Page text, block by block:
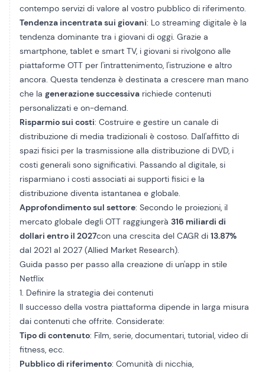
contempo servizi di valore al vostro pubblico di riferimento.
Tendenza incentrata sui giovani: Lo streaming digitale è la
tendenza dominante tra i giovani di oggi. Grazie a
smartphone, tablet e smart TV, i giovani si rivolgono alle
piattaforme OTT per l'intrattenimento, l'istruzione e altro
ancora. Questa tendenza è destinata a crescere man mano
che la generazione successiva richiede contenuti
personalizzati e on-demand.
Risparmio sui costi: Costruire e gestire un canale di
distribuzione di media tradizionali è costoso. Dall'affitto di
spazi fisici per la trasmissione alla distribuzione di DVD, i
costi generali sono significativi. Passando al digitale, si
risparmiano i costi associati ai supporti fisici e la
distribuzione diventa istantanea e globale.
Approfondimento sul settore: Secondo le proiezioni, il
mercato globale degli OTT raggiungerà 316 miliardi di
dollari entro il 2027con una crescita del CAGR di 13.87%
dal 2021 al 2027 (Allied Market Research).
Guida passo per passo alla creazione di un'app in stile
Netflix
1. Definire la strategia dei contenuti
Il successo della vostra piattaforma dipende in larga misura
dai contenuti che offrite. Considerate:
Tipo di contenuto: Film, serie, documentari, tutorial, video di
fitness, ecc.
Pubblico di riferimento: Comunità di nicchia,